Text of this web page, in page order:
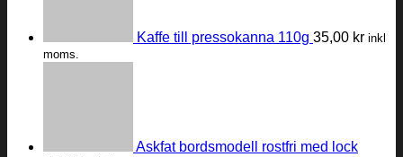
Kaffe till pressokanna 110g 35,00 kr inkl
moms.
Askfat bordsmodell rostfri med lock